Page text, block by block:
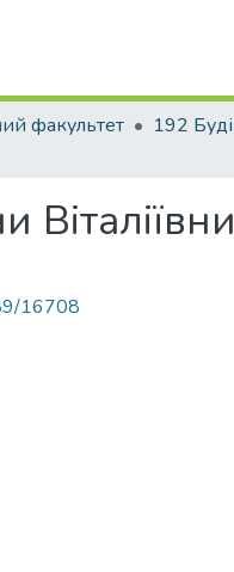
факультет
Віталіївни
16708